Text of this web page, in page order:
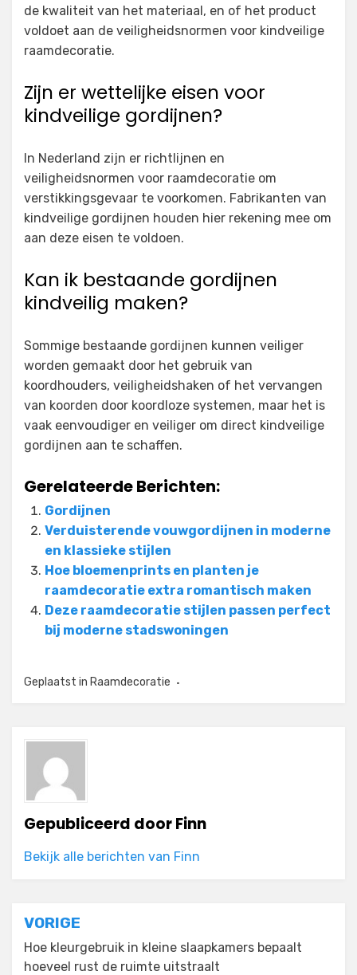
de kwaliteit van het materiaal, en of het product
voldoet aan de veiligheidsnormen voor kindveilige
raamdecoratie.
Zijn er wettelijke eisen voor
kindveilige gordijnen?
In Nederland zijn er richtlijnen en
veiligheidsnormen voor raamdecoratie om
verstikkingsgevaar te voorkomen. Fabrikanten van
kindveilige gordijnen houden hier rekening mee om
aan deze eisen te voldoen.
Kan ik bestaande gordijnen
kindveilig maken?
Sommige bestaande gordijnen kunnen veiliger
worden gemaakt door het gebruik van
koordhouders, veiligheidshaken of het vervangen
van koorden door koordloze systemen, maar het is
vaak eenvoudiger en veiliger om direct kindveilige
gordijnen aan te schaffen.
Gerelateerde Berichten:
Gordijnen
Verduisterende vouwgordijnen in moderne
en klassieke stijlen
Hoe bloemenprints en planten je
raamdecoratie extra romantisch maken
Deze raamdecoratie stijlen passen perfect
bij moderne stadswoningen
Geplaatst in Raamdecoratie
Gepubliceerd doorFinn
Bekijk alle berichten van Finn
Bericht
navigatie
VORIGE
Hoe kleurgebruik in kleine slaapkamers bepaalt
hoeveel rust de ruimte uitstraalt